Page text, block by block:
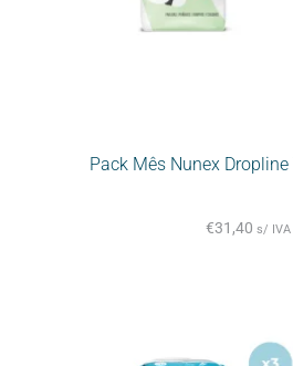
Pack Mês Nunex
€31,40 s/ IVA